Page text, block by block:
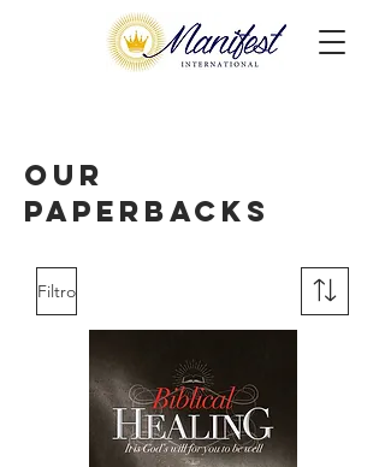
Our
Paperbacks
Filtro